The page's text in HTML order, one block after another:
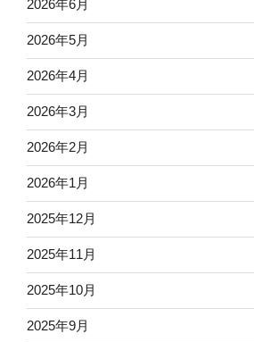
2026年6月
2026年5月
2026年4月
2026年3月
2026年2月
2026年1月
2025年12月
2025年11月
2025年10月
2025年9月